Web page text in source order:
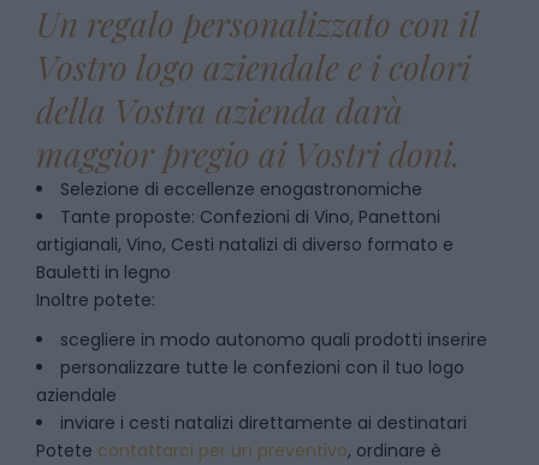
Un regalo personalizzato con il
Vostro logo aziendale e i colori
della Vostra azienda darà
maggior pregio ai Vostri doni.
Selezione di eccellenze enogastronomiche
Tante proposte: Confezioni di Vino, Panettoni
artigianali, Vino, Cesti natalizi di diverso formato e
Bauletti in legno
Inoltre potete:
scegliere in modo autonomo quali prodotti inserire
personalizzare tutte le confezioni con il tuo logo
aziendale
inviare i cesti natalizi direttamente ai destinatari
Potete contattarci per un preventivo, ordinare è